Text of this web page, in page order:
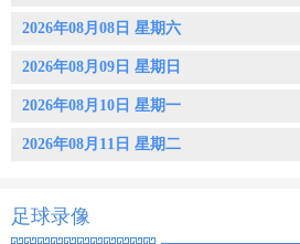
2026年08月08日 星期六
2026年08月09日 星期日
2026年08月10日 星期一
2026年08月11日 星期二
足球录像